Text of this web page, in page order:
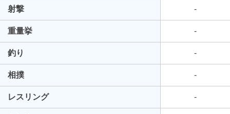
射撃 -
重量挙 -
釣り -
相撲 -
レスリング -